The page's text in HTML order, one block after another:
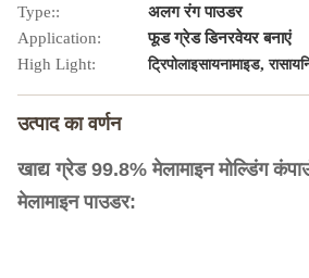
Type::
अलग रंग पाउडर
Application:
फूड ग्रेड डिनरवेयर बनाएं
High Light:
ट्रिपोलाइसायनामाइड,
उत्पाद का वर्णन
खाद्य ग्रेड 99.8% मेलामाइन मोल्डिंग
मेलामाइन पाउडर: